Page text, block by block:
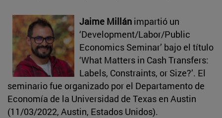
Jaime Millán impartió un
‘Development/Labor/Public
Economics Seminar’ bajo el título
‘What Matters in Cash Transfers:
Labels, Constraints, or Size?’. El
seminario fue organizado por el Departamento de
Economía de la Universidad de Texas en Austin
(11/03/2022, Austin, Estados Unidos).